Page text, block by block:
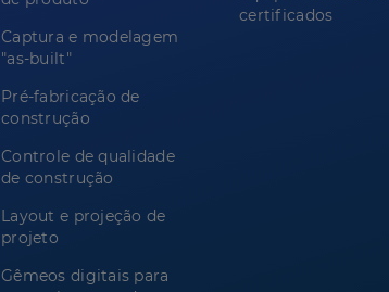
Captura e modelagem
"as-built"
Pré-fabricação de
construção
Controle de qualidade
de construção
Layout e projeção de
projeto
Gêmeos digitais para
certificados